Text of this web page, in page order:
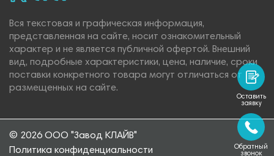
Вся текстовая и графическая информация,
представленная на сайте, носит ознакомительный
характер и не является публичной офертой. Внешний
вид, подробные характеристики, цена, наличие, сроки
поставки конкретного товара могут отличаться от
размещенных на сайте.
© 2026 ООО "Завод КЛАЙВ"
Политика конфиденциальности
Оставить
заявку
Обратный
звонок